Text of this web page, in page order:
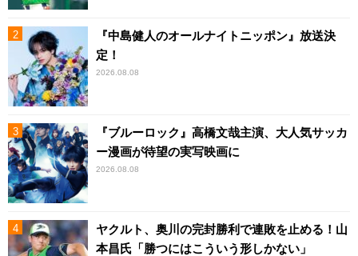
『中島健人のオールナイトニッポン』放送決
定！
2026.08.08
『ブルーロック』高橋文哉主演、大人気サッカ
ー漫画が待望の実写映画に
2026.08.08
ヤクルト、奥川の完封勝利で連敗を止める！山
本昌氏「勝つにはこういう形しかない」